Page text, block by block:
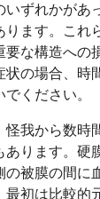
いずれかがあ
ります。これ
要な構造への
状の場合、時
ください。
怪我から数時
あります。硬
の被膜の間に
初は比較的